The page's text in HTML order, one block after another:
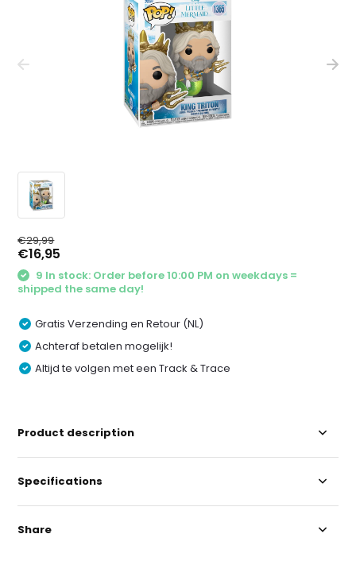
€29,99
€16,95
9 In stock: Order before 10:00 PM on weekdays =
shipped the same day!
Gratis Verzending en Retour (NL)
Achteraf betalen mogelijk!
Altijd te volgen met een Track & Trace
Product description
Specifications
Share